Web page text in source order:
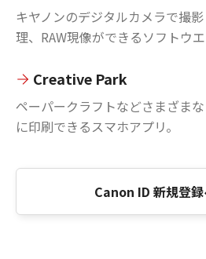
キヤノンのデジタルカメラで撮
理、RAW現像ができるソフトウエ
Creative Park
ペーパークラフトなどさまざま
に印刷できるスマホアプリ。
Canon ID 新規登